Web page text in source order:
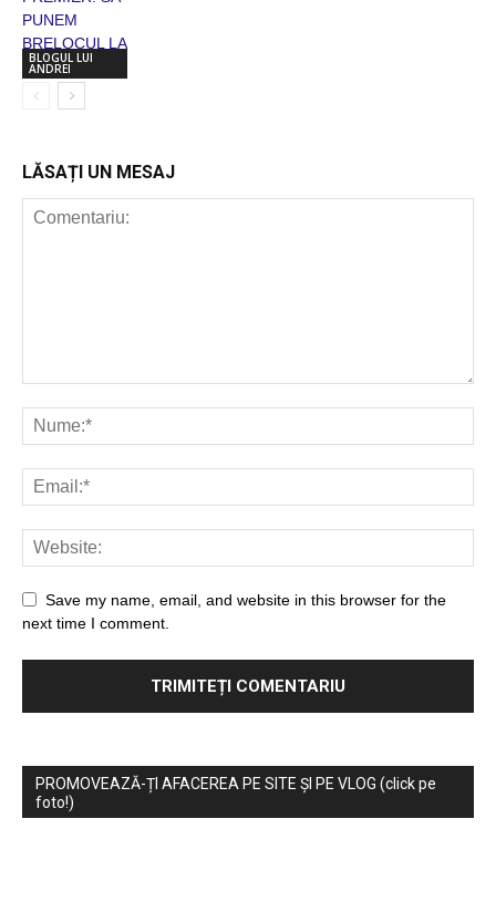
BLOGUL LUI
ANDREI
LĂSAȚI UN MESAJ
Save my name, email, and website in this browser for the
next time I comment.
PROMOVEAZĂ-ȚI AFACEREA PE SITE ȘI PE VLOG (click pe
foto!)